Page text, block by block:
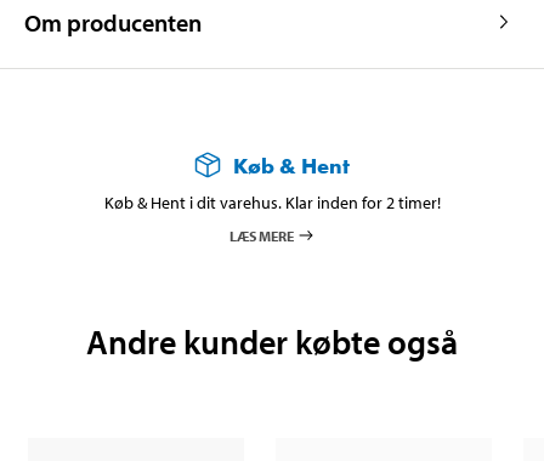
Om producenten
Køb & Hent
Køb & Hent i dit varehus. Klar inden for 2 timer!
LÆS MERE
Andre kunder købte også